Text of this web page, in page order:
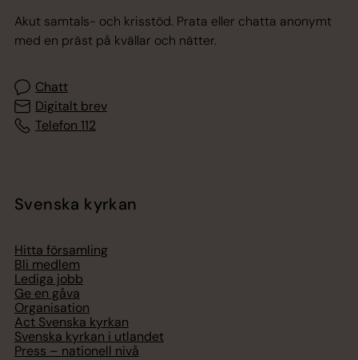
Akut samtals- och krisstöd. Prata eller chatta anonymt
med en präst på kvällar och nätter.
Chatt
Digitalt brev
Telefon 112
Svenska kyrkan
Hitta församling
Bli medlem
Lediga jobb
Ge en gåva
Organisation
Act Svenska kyrkan
Svenska kyrkan i utlandet
Press – nationell nivå